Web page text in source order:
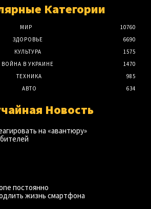
Категории
МИР
10760
ЗДОРОВЬЕ
6690
КУЛЬТУРА
1575
ВОЙНА В УКРАИНЕ
1470
ТЕХНИКА
985
АВТО
634
Новость
на «авантюру»
постоянно
жизнь смартфона